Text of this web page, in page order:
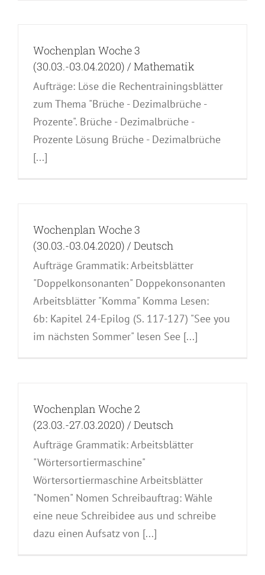
Wochenplan Woche 3
(30.03.-03.04.2020) / Mathematik
Aufträge: Löse die Rechentrainingsblätter
zum Thema "Brüche - Dezimalbrüche -
Prozente". Brüche - Dezimalbrüche -
Prozente Lösung Brüche - Dezimalbrüche
[...]
Wochenplan Woche 3
(30.03.-03.04.2020) / Deutsch
Aufträge Grammatik: Arbeitsblätter
"Doppelkonsonanten" Doppekonsonanten
Arbeitsblätter "Komma" Komma Lesen:
6b: Kapitel 24-Epilog (S. 117-127) "See you
im nächsten Sommer" lesen See [...]
Wochenplan Woche 2
(23.03.-27.03.2020) / Deutsch
Aufträge Grammatik: Arbeitsblätter
"Wörtersortiermaschine"
Wörtersortiermaschine Arbeitsblätter
"Nomen" Nomen Schreibauftrag: Wähle
eine neue Schreibidee aus und schreibe
dazu einen Aufsatz von [...]